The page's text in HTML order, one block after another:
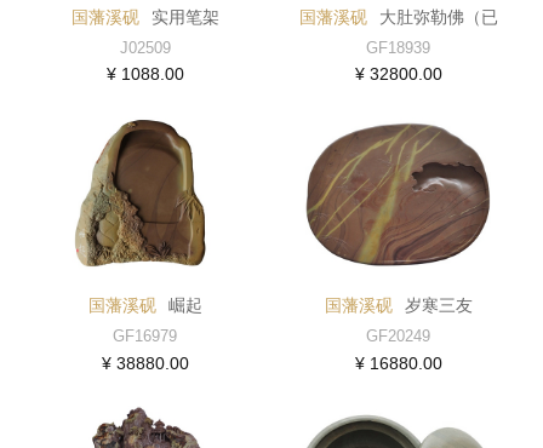
国藩溪砚 实用笔架
J02509
¥ 1088.00
国藩溪砚
大肚弥勒佛（已
GF18939
¥ 32800.00
国藩溪砚 崛起
GF16979
¥ 38880.00
国藩溪砚 岁寒三友
GF20249
¥ 16880.00